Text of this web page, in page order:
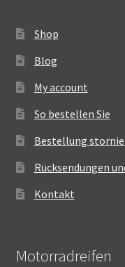
Shop
Blog
My account
So bestellen Sie
Bestellung
Rücksendungen
Kontakt
Motorradreifen